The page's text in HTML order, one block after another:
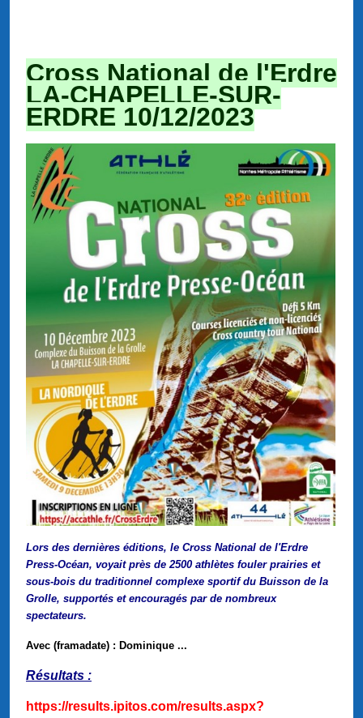
Cross National de l'Erdre
LA-CHAPELLE-SUR-
ERDRE 10/12/2023
Lors des dernières éditions, le Cross National de l'Erdre
Press-Océan, voyait près de 2500 athlètes fouler prairies et
sous-bois du traditionnel complexe sportif du Buisson de la
Grolle, supportés et encouragés par de nombreux
spectateurs.
Avec (framadate) : Dominique ...
Résultats :
https://results.ipitos.com/results.aspx?